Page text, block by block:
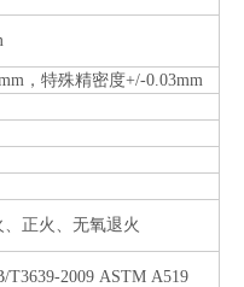
，特殊精密度+/-0.03mm
正火、无氧退火
T3639-2009 ASTM A519